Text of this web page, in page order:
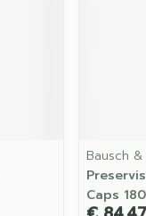
Bausch
Caps 180